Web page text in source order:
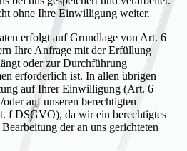
ohne Ihre Einwilligung weiter.
erfolgt auf Grundlage von Art. 6
Ihre Anfrage mit der Erfüllung
oder zur Durchführung
erforderlich ist. In allen übrigen
auf Ihrer Einwilligung (Art. 6
auf unseren berechtigten
f DSGVO), da wir ein berechtigtes
der an uns gerichteten